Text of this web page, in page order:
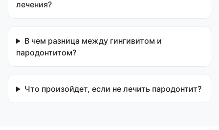
лечения?
В чем разница между гингивитом и
пародонтитом?
Что произойдет, если не лечить пародонтит?